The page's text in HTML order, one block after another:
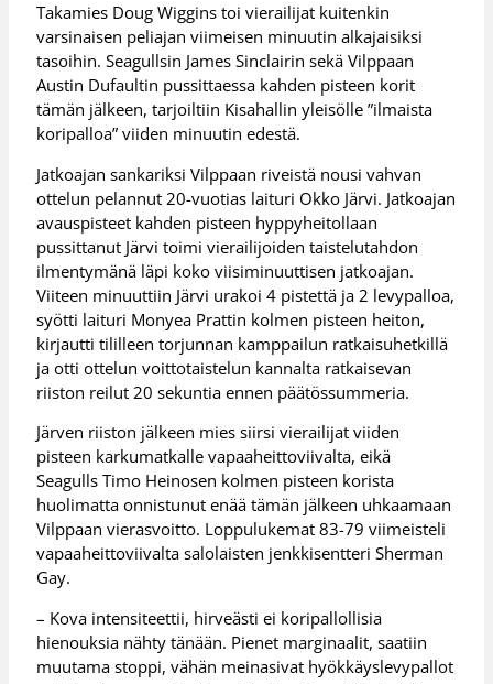
Takamies Doug Wiggins toi vierailijat kuitenkin
varsinaisen peliajan viimeisen minuutin alkajaisiksi
tasoihin. Seagullsin James Sinclairin sekä Vilppaan
Austin Dufaultin pussittaessa kahden pisteen korit
tämän jälkeen, tarjoiltiin Kisahallin yleisölle ”ilmaista
koripalloa” viiden minuutin edestä.
Jatkoajan sankariksi Vilppaan riveistä nousi vahvan
ottelun pelannut 20-vuotias laituri Okko Järvi. Jatkoajan
avauspisteet kahden pisteen hyppyheitollaan
pussittanut Järvi toimi vierailijoiden taistelutahdon
ilmentymänä läpi koko viisiminuuttisen jatkoajan.
Viiteen minuuttiin Järvi urakoi 4 pistettä ja 2 levypalloa,
syötti laituri Monyea Prattin kolmen pisteen heiton,
kirjautti tililleen torjunnan kamppailun ratkaisuhetkillä
ja otti ottelun voittotaistelun kannalta ratkaisevan
riiston reilut 20 sekuntia ennen päätössummeria.
Järven riiston jälkeen mies siirsi vierailijat viiden
pisteen karkumatkalle vapaaheittoviivalta, eikä
Seagulls Timo Heinosen kolmen pisteen korista
huolimatta onnistunut enää tämän jälkeen uhkaamaan
Vilppaan vierasvoitto. Loppulukemat 83-79 viimeisteli
vapaaheittoviivalta salolaisten jenkkisentteri Sherman
Gay.
– Kova intensiteettii, hirveästi ei koripallollisia
hienouksia nähty tänään. Pienet marginaalit, saatiin
muutama stoppi, vähän meinasivat hyökkäyslevypallot